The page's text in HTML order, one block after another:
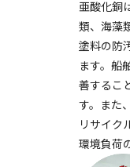
亜酸化銅
類、海藻
塗料の防
ます。船
善するこ
す。また
リサイク
環境負荷